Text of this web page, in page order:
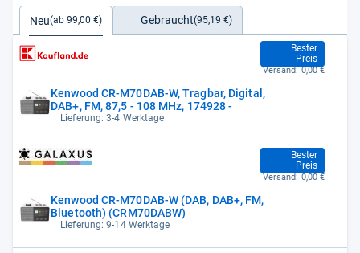
Neu(ab 99,00 €) Gebraucht(95,19 €)
Kenwood CR-M70DAB-W, Tragbar, Digital,
DAB+, FM, 87,5 - 108 MHz, 174928 -
Lieferung: 3-4 Werktage
Bester
Preis
99,00 €
Versand: 0,00 €
Kenwood CR-M70DAB-W (DAB, DAB+, FM,
Bluetooth) (CRM70DABW)
Lieferung: 9-14 Werktage
Bester
Preis
99,00 €
Versand: 0,00 €